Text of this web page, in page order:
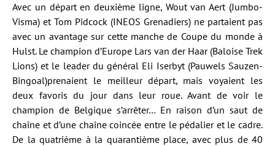
Avec un départ en deuxième ligne, Wout van Aert (Jumbo-
Visma) et Tom Pidcock (INEOS Grenadiers) ne partaient pas
avec un avantage sur cette manche de Coupe du monde à
Hulst. Le champion d’Europe Lars van der Haar (Baloise Trek
Lions) et le leader du général Eli Iserbyt (Pauwels Sauzen-
Bingoal)prenaient le meilleur départ, mais voyaient les
deux favoris du jour dans leur roue. Avant de voir le
champion de Belgique s’arrêter… En raison d’un saut de
chaîne et d’une chaîne coincée entre le pédalier et le cadre.
De la quatrième à la quarantième place, avec plus de 40